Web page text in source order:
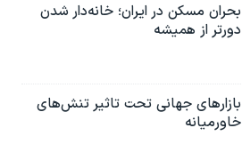
بحران مسکن در ایران؛ خانه‌دار شدن
دورتر از همیشه
بازارهای جهانی تحت تاثیر تنش‌های
خاورمیانه